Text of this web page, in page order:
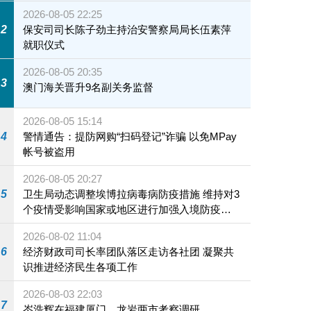
2
2026-08-05 22:25
保安司司长陈子劲主持治安警察局局长伍素萍
就职仪式
3
2026-08-05 20:35
澳门海关晋升9名副关务监督
4
2026-08-05 15:14
警情通告：提防网购“扫码登记”诈骗 以免MPay
帐号被盗用
5
2026-08-05 20:27
卫生局动态调整埃博拉病毒病防疫措施 维持对3
个疫情受影响国家或地区进行加强入境防疫措
施
6
2026-08-02 11:04
经济财政司司长率团队落区走访各社团 凝聚共
识推进经济民生各项工作
7
2026-08-03 22:03